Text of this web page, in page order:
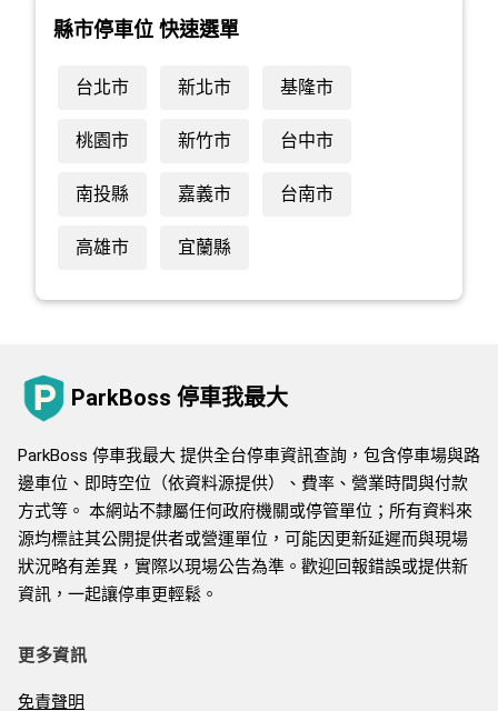
縣市停車位 快速選單
台北市 新北市 基隆市
桃園市 新竹市 台中市
南投縣 嘉義市 台南市
高雄市 宜蘭縣
ParkBoss 停車我最大
ParkBoss 停車我最大 提供全台停車資訊查詢，包含停車場與路
邊車位、即時空位（依資料源提供）、費率、營業時間與付款
方式等。 本網站不隸屬任何政府機關或停管單位；所有資料來
源均標註其公開提供者或營運單位，可能因更新延遲而與現場
狀況略有差異，實際以現場公告為準。歡迎回報錯誤或提供新
資訊，一起讓停車更輕鬆。
更多資訊
免責聲明